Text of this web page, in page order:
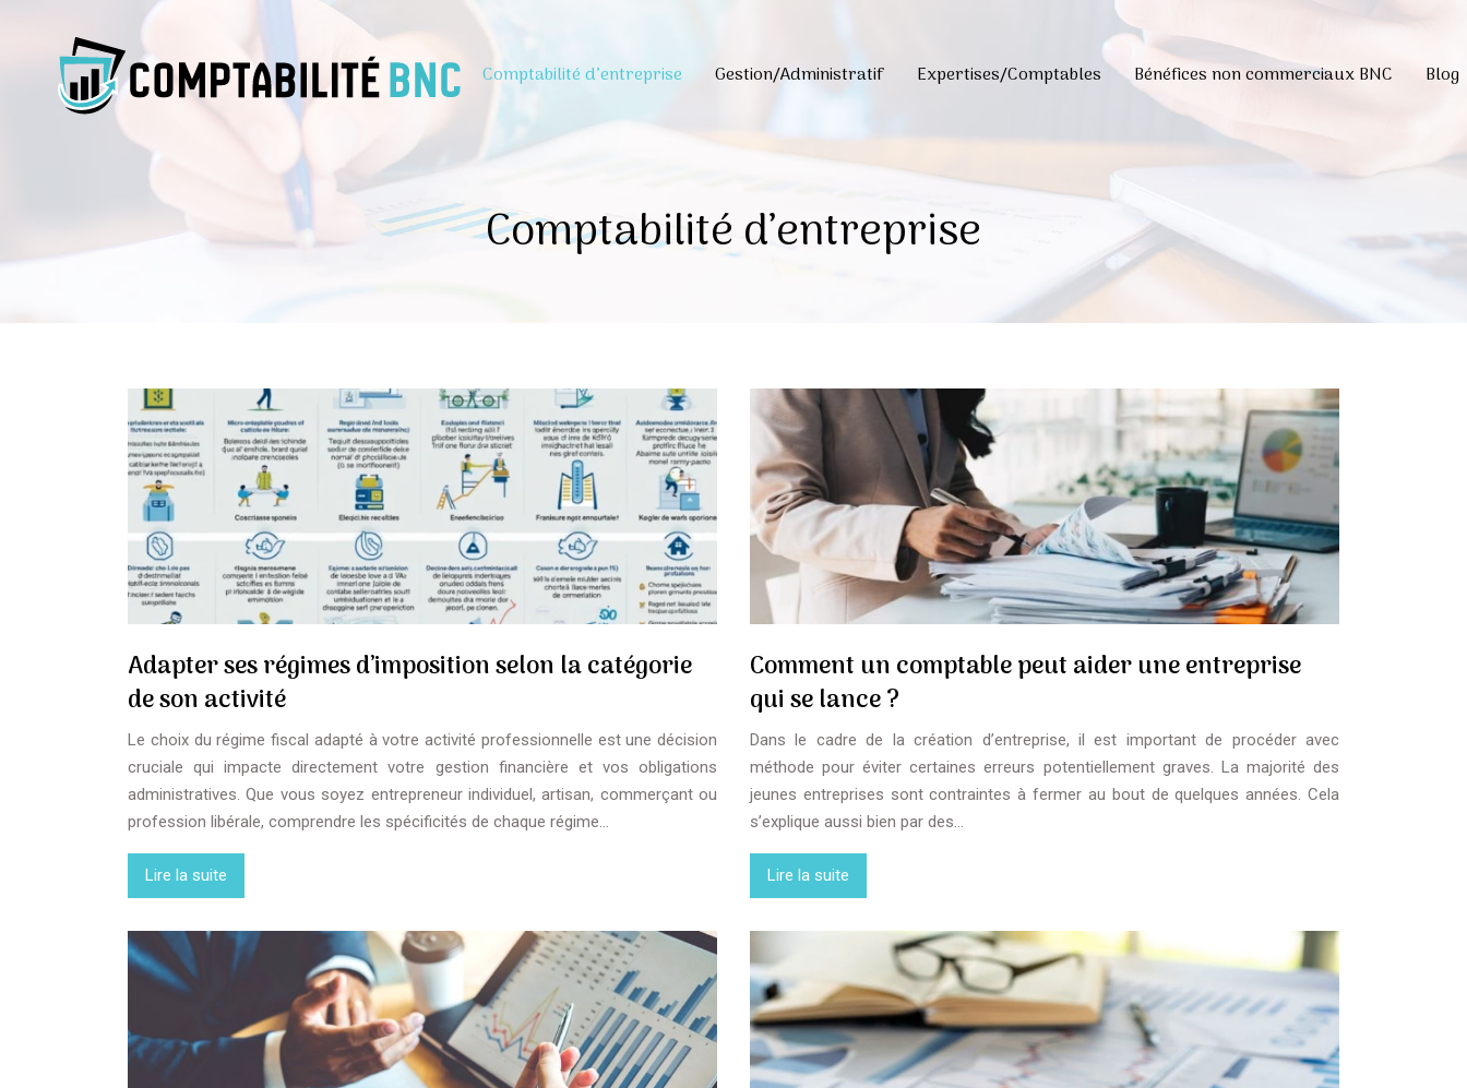
Comptabilité d’entreprise Gestion/Administratif Expertises/Comptables Bénéfices non commerciaux BNC Blog
Comptabilité d’entreprise
Adapter ses régimes d’imposition selon la catégorie
de son activité
Le choix du régime fiscal adapté à votre activité professionnelle est une décision
cruciale qui impacte directement votre gestion financière et vos obligations
administratives. Que vous soyez entrepreneur individuel, artisan, commerçant ou
profession libérale, comprendre les spécificités de chaque régime…
Lire la suite
Comment un comptable peut aider une entreprise
qui se lance ?
Dans le cadre de la création d’entreprise, il est important de procéder avec
méthode pour éviter certaines erreurs potentiellement graves. La majorité des
jeunes entreprises sont contraintes à fermer au bout de quelques années. Cela
s’explique aussi bien par des…
Lire la suite